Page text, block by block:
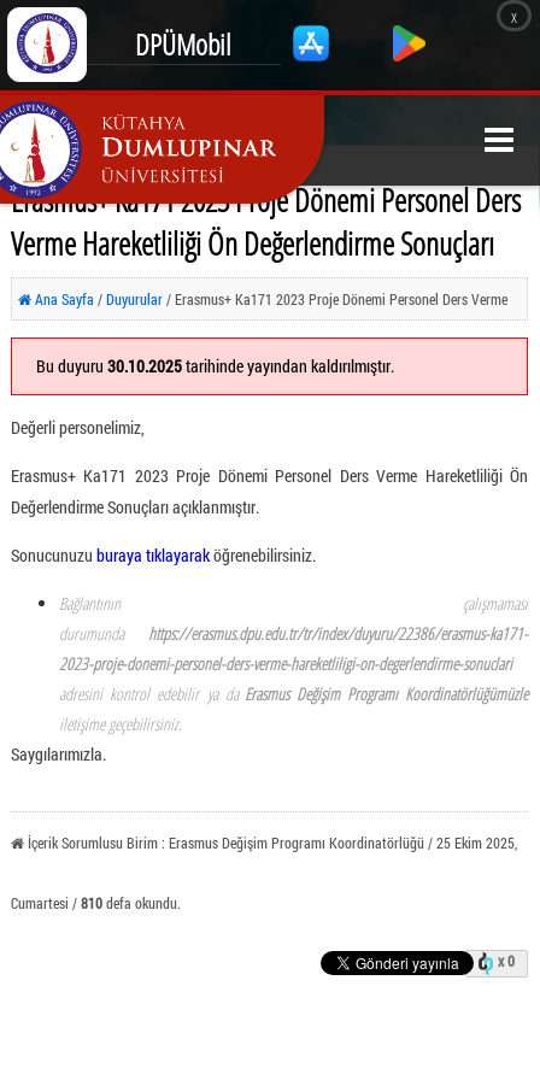
DPÜMobil
x
Erasmus+ Ka171 2023 Proje Dönemi Personel Ders
Verme Hareketliliği Ön Değerlendirme Sonuçları
Ana Sayfa /Duyurular/ Erasmus+ Ka171 2023 Proje Dönemi Personel Ders Verme
Hareketliliği Ön Değerlendirme Sonuçları
Bu duyuru 30.10.2025tarihinde yayından kaldırılmıştır.
Değerli personelimiz,
Erasmus+ Ka171 2023 Proje Dönemi Personel Ders Verme Hareketliliği Ön
Değerlendirme Sonuçları açıklanmıştır.
Sonucunuzu buraya tıklayaraköğrenebilirsiniz.
Bağlantının çalışmaması
durumunda https://erasmus.dpu.edu.tr/tr/index/duyuru/22386/erasmus-ka171-
2023-proje-donemi-personel-ders-verme-hareketliligi-on-degerlendirme-sonuclari
adresini kontrol edebilir ya da Erasmus Değişim Programı Koordinatörlüğümüzle
iletişime geçebilirsiniz.
Saygılarımızla.
İçerik Sorumlusu Birim : Erasmus Değişim Programı Koordinatörlüğü / 25 Ekim 2025,
Cumartesi /810defa okundu.
x 0